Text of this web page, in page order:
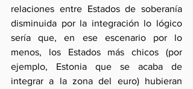
relaciones entre Estados de soberanía
disminuida por la integración lo lógico
sería que, en ese escenario por lo
menos, los Estados más chicos (por
ejemplo, Estonia que se acaba de
integrar a la zona del euro) hubieran